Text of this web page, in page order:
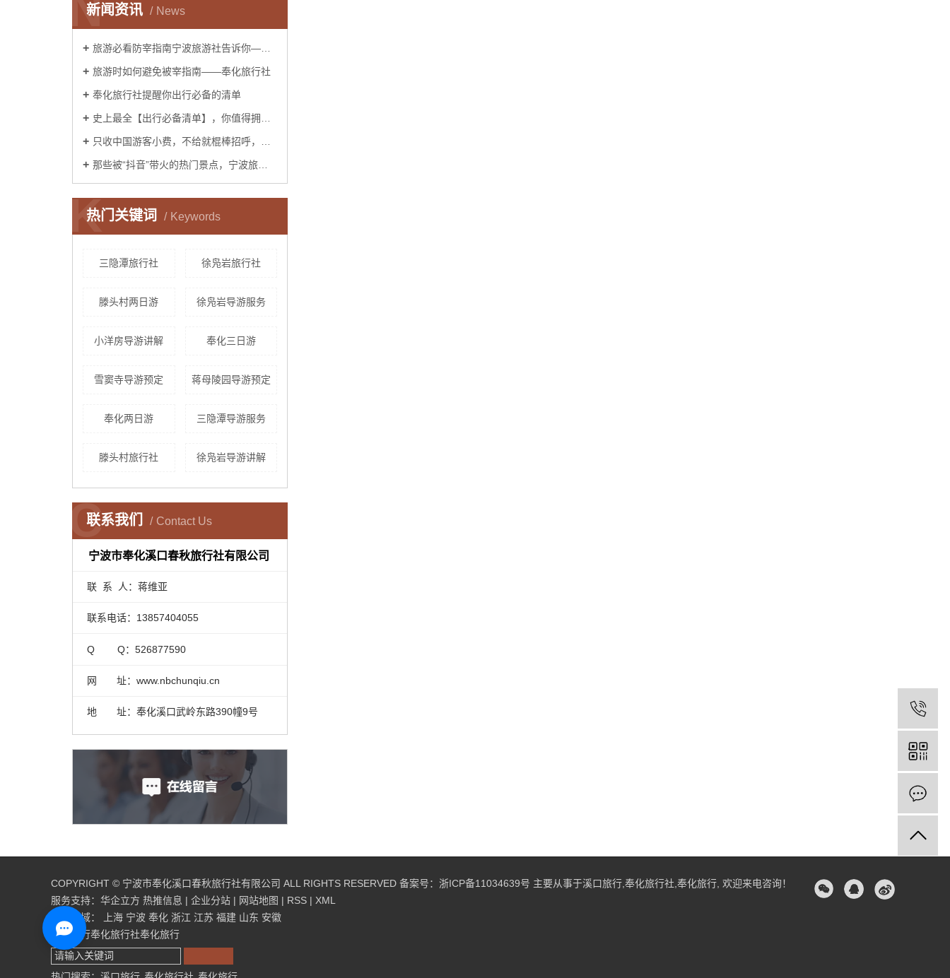
新闻资讯 News
旅游必看防宰指南宁波旅游社告诉你——你已经被宰了几次？
旅游时如何避免被宰指南——奉化旅行社
奉化旅行社提醒你出行必备的清单
史上最全【出行必备清单】，你值得拥有！——宁波旅行社
只收中国游客小费，不给就棍棒招呼，这样都无法阻止中国人前往？奉化旅行社告诉你是这样吗？
那些被“抖音”带火的热门景点，宁波旅游社告诉你后来怎么样了？
热门关键词 Keywords
K
三隐潭旅行社 徐凫岩旅行社
滕头村两日游 徐凫岩导游服务
小洋房导游讲解 奉化三日游
雪窦寺导游预定 蒋母陵园导游预定
奉化两日游 三隐潭导游服务
滕头村旅行社 徐凫岩导游讲解
联系我们 Contact Us
C
宁波市奉化溪口春秋旅行社有限公司
联 系 人：蒋维亚
联系电话：13857404055
Q Q：526877590
网 址：www.nbchunqiu.cn
地 址：奉化溪口武岭东路390幢9号
COPYRIGHT © 宁波市奉化溪口春秋旅行社有限公司 ALL RIGHTS RESERVED 备案号： 浙ICP备11034639号 主要从事于溪口旅行,奉化旅行社,奉化旅行, 欢迎来电咨询！
服务支持： 华企立方 热推信息 | 企业分站 | 网站地图 | RSS | XML
主营区域：
上海 宁波 奉化 浙江 江苏 福建 山东 安徽
溪口旅行奉化旅行社奉化旅行